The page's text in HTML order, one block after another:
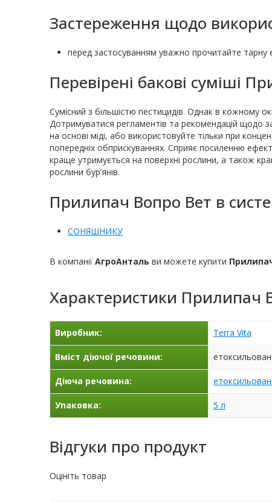
Застереження щодо
перед застосуванням уважно прочитайте тарну
Перевірені бакові суміші
Сумісний з більшістю пестицидів. Однак в кожному
Дотримуватися регламентів та рекомендацій щодо
на основі міді, або використовуйте тільки при
попередніх обприскуваннях. Сприяє посиленню
краще утримується на поверхні рослини, а також
рослини бур’янів.
Прилипач Вопро Вет в
СОНЯШНИКУ
В компанії АгроАнталь ви можете купити
Характеристики Прилипач
Виробник: Terra Vita
Вміст діючої речовини:
Діюча речовина:
Упаковка: 5 л
Відгуки про продукт
Оцініть товар